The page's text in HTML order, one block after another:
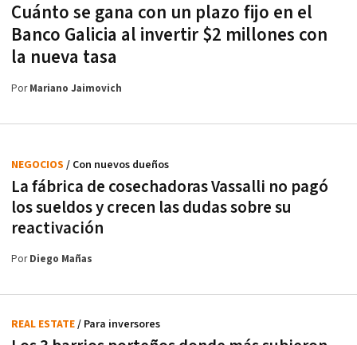
Cuánto se gana con un plazo fijo en el
Banco Galicia al invertir $2 millones con
la nueva tasa
PorMariano Jaimovich
La fábrica de cosechadoras Vassalli no pagó
los sueldos y crecen las dudas sobre su
reactivación
NEGOCIOS / Con nuevos dueños
PorDiego Mañas
REAL ESTATE/ Para inversores